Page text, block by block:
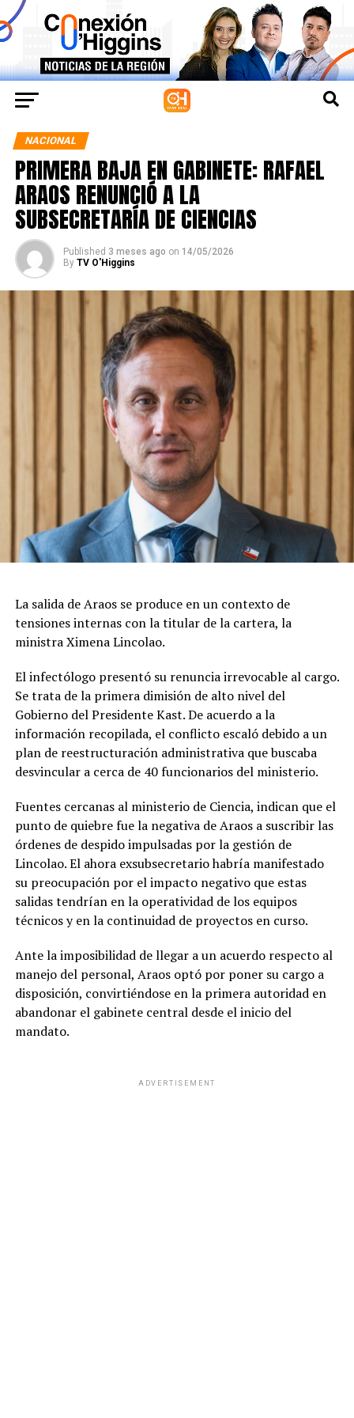
NACIONAL
PRIMERA BAJA EN GABINETE: RAFAEL
ARAOS RENUNCIÓ A LA
SUBSECRETARÍA DE CIENCIAS
Published 3 meses ago on 14/05/2026
By TV O'Higgins
La salida de Araos se produce en un contexto de
tensiones internas con la titular de la cartera, la
ministra Ximena Lincolao.
El infectólogo presentó su renuncia irrevocable al cargo.
Se trata de la primera dimisión de alto nivel del
Gobierno del Presidente Kast. De acuerdo a la
información recopilada, el conflicto escaló debido a un
plan de reestructuración administrativa que buscaba
desvincular a cerca de 40 funcionarios del ministerio.
Fuentes cercanas al ministerio de Ciencia, indican que el
punto de quiebre fue la negativa de Araos a suscribir las
órdenes de despido impulsadas por la gestión de
Lincolao. El ahora exsubsecretario habría manifestado
su preocupación por el impacto negativo que estas
salidas tendrían en la operatividad de los equipos
técnicos y en la continuidad de proyectos en curso.
Ante la imposibilidad de llegar a un acuerdo respecto al
manejo del personal, Araos optó por poner su cargo a
disposición, convirtiéndose en la primera autoridad en
abandonar el gabinete central desde el inicio del
mandato.
ADVERTISEMENT